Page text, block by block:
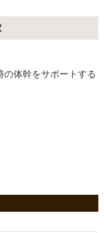
の体幹をサポートする